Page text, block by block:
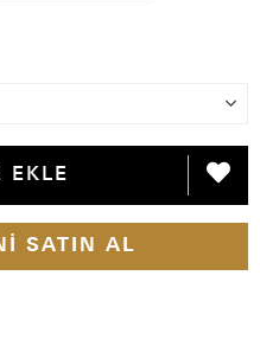
SATIN AL